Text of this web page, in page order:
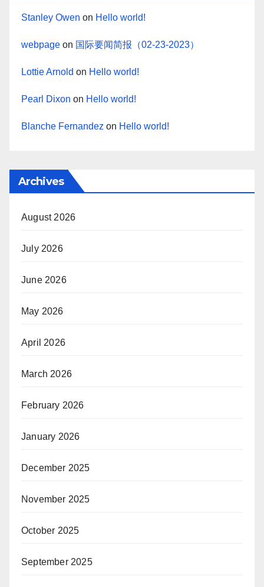
Stanley Owen on Hello world!
webpage on 国际要闻简报（02-23-2023）
Lottie Arnold on Hello world!
Pearl Dixon on Hello world!
Blanche Fernandez on Hello world!
Archives
August 2026
July 2026
June 2026
May 2026
April 2026
March 2026
February 2026
January 2026
December 2025
November 2025
October 2025
September 2025